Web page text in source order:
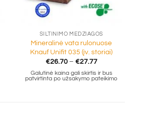
ŠILTINIMO MEDŽIAGOS
Mineralinė vata rulonuose
Knauf Unifit 035 (įv. storiai)
€26.70 – €27.77Price
€26.70
through
Galutinė kaina gali skirtis ir bus
patvirtinta po užsakymo pateikimo